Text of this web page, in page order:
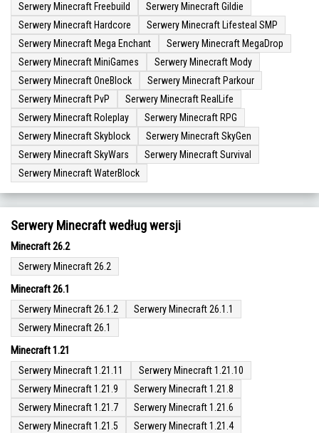
Serwery Minecraft Freebuild
Serwery Minecraft Gildie
Serwery Minecraft Hardcore
Serwery Minecraft Lifesteal SMP
Serwery Minecraft Mega Enchant
Serwery Minecraft MegaDrop
Serwery Minecraft MiniGames
Serwery Minecraft Mody
Serwery Minecraft OneBlock
Serwery Minecraft Parkour
Serwery Minecraft PvP
Serwery Minecraft RealLife
Serwery Minecraft Roleplay
Serwery Minecraft RPG
Serwery Minecraft Skyblock
Serwery Minecraft SkyGen
Serwery Minecraft SkyWars
Serwery Minecraft Survival
Serwery Minecraft WaterBlock
Serwery Minecraft według wersji
Minecraft 26.2
Serwery Minecraft 26.2
Minecraft 26.1
Serwery Minecraft 26.1.2
Serwery Minecraft 26.1.1
Serwery Minecraft 26.1
Minecraft 1.21
Serwery Minecraft 1.21.11
Serwery Minecraft 1.21.10
Serwery Minecraft 1.21.9
Serwery Minecraft 1.21.8
Serwery Minecraft 1.21.7
Serwery Minecraft 1.21.6
Serwery Minecraft 1.21.5
Serwery Minecraft 1.21.4